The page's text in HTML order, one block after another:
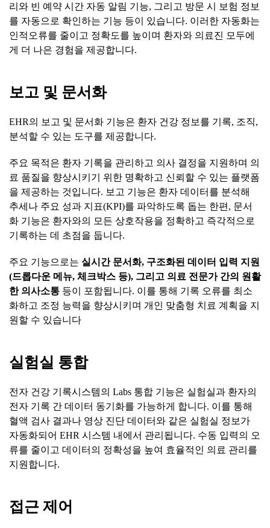
리와 빈 예약 시간 자동 알림 기능, 그리고 방문 시 보험 정보
를 자동으로 확인하는 기능 등이 있습니다. 이러한 자동화는
인적오류를 줄이고 정확도를 높이며 환자와 의료진 모두에
게 더 나은 경험을 제공합니다.
보고 및 문서화
EHR의 보고 및 문서화 기능은 환자 건강 정보를 기록, 조직,
분석할 수 있는 도구를 제공합니다.
주요 목적은 환자 기록을 관리하고 의사 결정을 지원하며 의
료 품질을 향상시키기 위한 명확하고 신뢰할 수 있는 플랫폼
을 제공하는 것입니다. 보고 기능은 환자 데이터를 분석해
추세나 주요 성과 지표(KPI)를 파악하도록 돕는 한편, 문서
화 기능은 환자와의 모든 상호작용을 정확하고 즉각적으로
기록하는 데 초점을 둡니다.
주요 기능으로는 실시간 문서화, 구조화된 데이터 입력 지원
(드롭다운 메뉴, 체크박스 등), 그리고 의료 전문가 간의 원활
한 의사소통 등이 포함됩니다. 이를 통해 기록 오류를 최소
화하고 조정 능력을 향상시키며 개인 맞춤형 치료 계획을 지
원할 수 있습니다
실험실 통합
전자 건강 기록시스템의 Labs 통합 기능은 실험실과 환자의
전자 기록 간 데이터 동기화를 가능하게 합니다. 이를 통해
혈액 검사 결과나 영상 진단 데이터와 같은 실험실 정보가
자동화되어 EHR 시스템 내에서 관리됩니다. 수동 입력의 오
류를 줄이고 데이터의 정확성을 높여 효율적인 의료 관리를
지원합니다.
접근 제어